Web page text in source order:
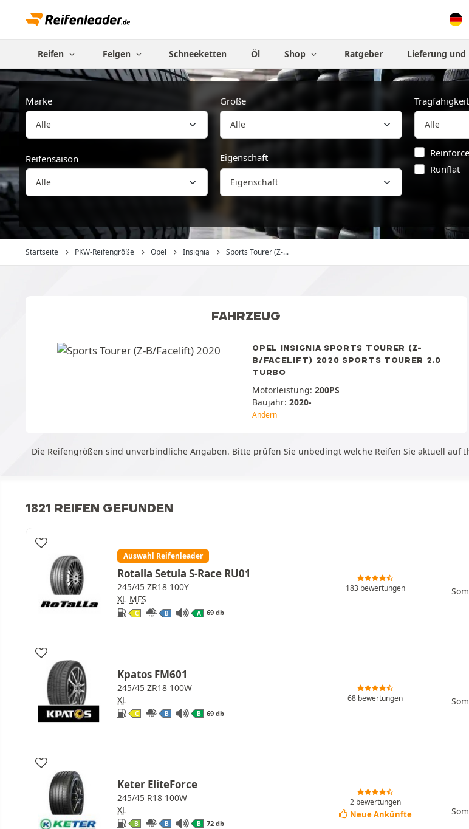
Reifen Felgen Schneeketten Öl Shop Ratgeber Lieferung und
Marke
Alle
Größe Tragfähigkeit
Reifensaison Eigenschaft
Eigenschaft
Runflat
Startseite PKW-Reifengröße Opel Insignia Sports Tourer (Z-...
FAHRZEUG
OPEL INSIGNIA SPORTS TOURER (Z-
B/FACELIFT) 2020 SPORTS TOURER 2.0
TURBO
Motorleistung:200PS
Baujahr:2020-
Ändern
Die Reifengrößen sind unverbindliche Angaben. Bitte prüfen Sie unbedingt welche Reifen Sie aktuell auf
1821 REIFEN GEFUNDEN
Auswahl Reifenleader
Rotalla Setula S-Race RU01
245/45 ZR18 100Y
XL MFS
C B A 69 db
183 bewertungen
Kpatos FM601
245/45 ZR18 100W
XL
C B B 69 db
68 bewertungen
Keter EliteForce
245/45 R18 100W
XL
B B B 72 db
2 bewertungen
Neue Ankünfte